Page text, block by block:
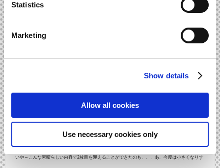
Statistics
Marketing
Show details
Allow all cookies
Use necessary cookies only
場曲！
『Dr.WILY STAGE 1 -OME
も収録済みでございます♪
いや～こんな素晴らしい内容で2枚目を迎えることができたのも、、、あ、今度は小さくなりす